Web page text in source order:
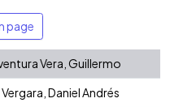
page
Vera, Guillermo
Daniel Andrés